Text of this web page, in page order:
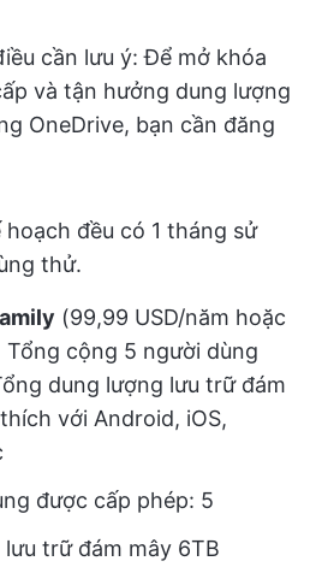
cần lưu ý: Để mở khóa
và tận hưởng dung lượng
OneDrive, bạn cần đăng
đều có 1 tháng sử
thử.
(99,99 USD/năm hoặc
Tổng cộng 5 người dùng
dung lượng lưu trữ đám
với Android, iOS,
được cấp phép: 5
trữ đám mây 6TB